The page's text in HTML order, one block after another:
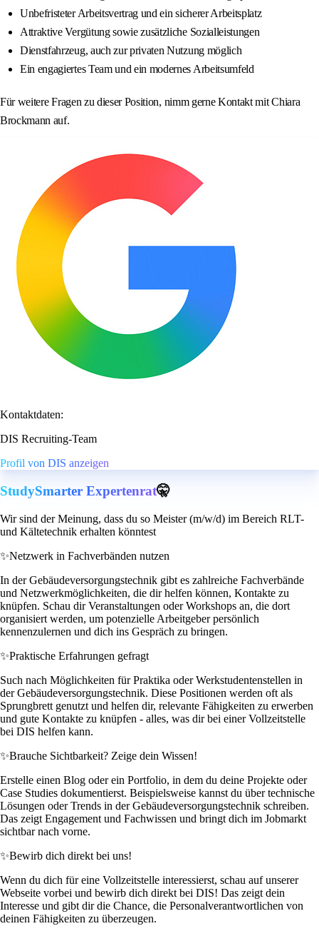
Unbefristeter Arbeitsvertrag und ein sicherer Arbeitsplatz
Attraktive Vergütung sowie zusätzliche Sozialleistungen
Dienstfahrzeug, auch zur privaten Nutzung möglich
Ein engagiertes Team und ein modernes Arbeitsumfeld
Für weitere Fragen zu dieser Position, nimm gerne Kontakt mit Chiara
Brockmann auf.
Kontaktdaten:
DIS Recruiting-Team
Profil von DIS anzeigen
StudySmarter Expertenrat🤫
Wir sind der Meinung, dass du so Meister (m/w/d) im Bereich RLT-
und Kältetechnik erhalten könntest
✨Netzwerk in Fachverbänden nutzen
In der Gebäudeversorgungstechnik gibt es zahlreiche Fachverbände
und Netzwerkmöglichkeiten, die dir helfen können, Kontakte zu
knüpfen. Schau dir Veranstaltungen oder Workshops an, die dort
organisiert werden, um potenzielle Arbeitgeber persönlich
kennenzulernen und dich ins Gespräch zu bringen.
✨Praktische Erfahrungen gefragt
Such nach Möglichkeiten für Praktika oder Werkstudentenstellen in
der Gebäudeversorgungstechnik. Diese Positionen werden oft als
Sprungbrett genutzt und helfen dir, relevante Fähigkeiten zu erwerben
und gute Kontakte zu knüpfen - alles, was dir bei einer Vollzeitstelle
bei DIS helfen kann.
✨Brauche Sichtbarkeit? Zeige dein Wissen!
Erstelle einen Blog oder ein Portfolio, in dem du deine Projekte oder
Case Studies dokumentierst. Beispielsweise kannst du über technische
Lösungen oder Trends in der Gebäudeversorgungstechnik schreiben.
Das zeigt Engagement und Fachwissen und bringt dich im Jobmarkt
sichtbar nach vorne.
✨Bewirb dich direkt bei uns!
Wenn du dich für eine Vollzeitstelle interessierst, schau auf unserer
Webseite vorbei und bewirb dich direkt bei DIS! Das zeigt dein
Interesse und gibt dir die Chance, die Personalverantwortlichen von
deinen Fähigkeiten zu überzeugen.